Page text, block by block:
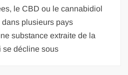
le CBD ou le cannabidiol
plusieurs pays
substance extraite de la
se décline sous